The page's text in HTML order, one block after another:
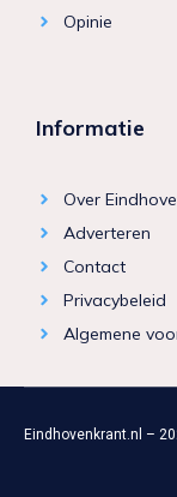
Opinie
Informatie
Over
Adverteren
Contact
Privacybeleid
Algemene
Eindhovenkrant.nl –